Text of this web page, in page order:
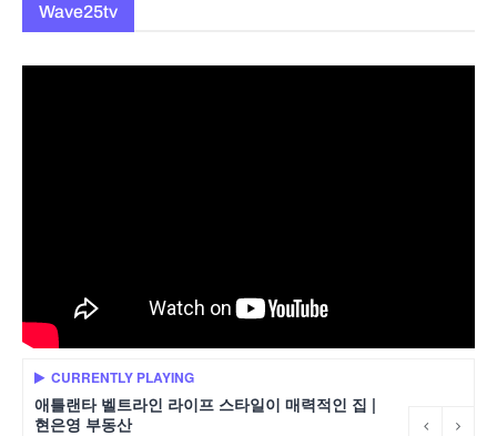
Wave25tv
CURRENTLY PLAYING
애틀랜타 벨트라인 라이프 스타일이 매력적인 집 |
현은영 부동산